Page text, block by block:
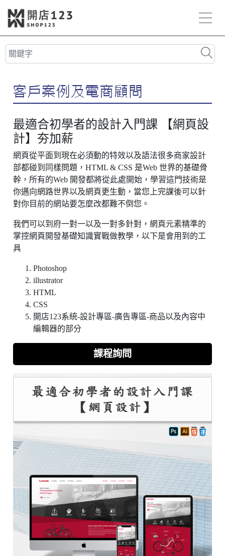
最適合初學者的設計入門課 【網頁設
計】夯加薪
網頁從平面到現在必須動的特效以及語法很多商家設計
部都碰到同樣問題，HTML & CSS 是Web 世界的基礎骨
幹，所有的Web 開發都將從此處開始，學習這門技術是
你邁向網路世界以及網頁更生動，當您上完課後可以針
對你目前的網站要怎麼改都難不倒您。
我們可以到府一對一以及一對多針對，網頁元素精準的
掌控網頁開發基礎知識實戰做教學，以下是會用到的工
具
Photoshop
illustrator
HTML
CSS
開店123系統-設計專區-廣告專區-商品以及內容中
編輯器的部分
課程詢問